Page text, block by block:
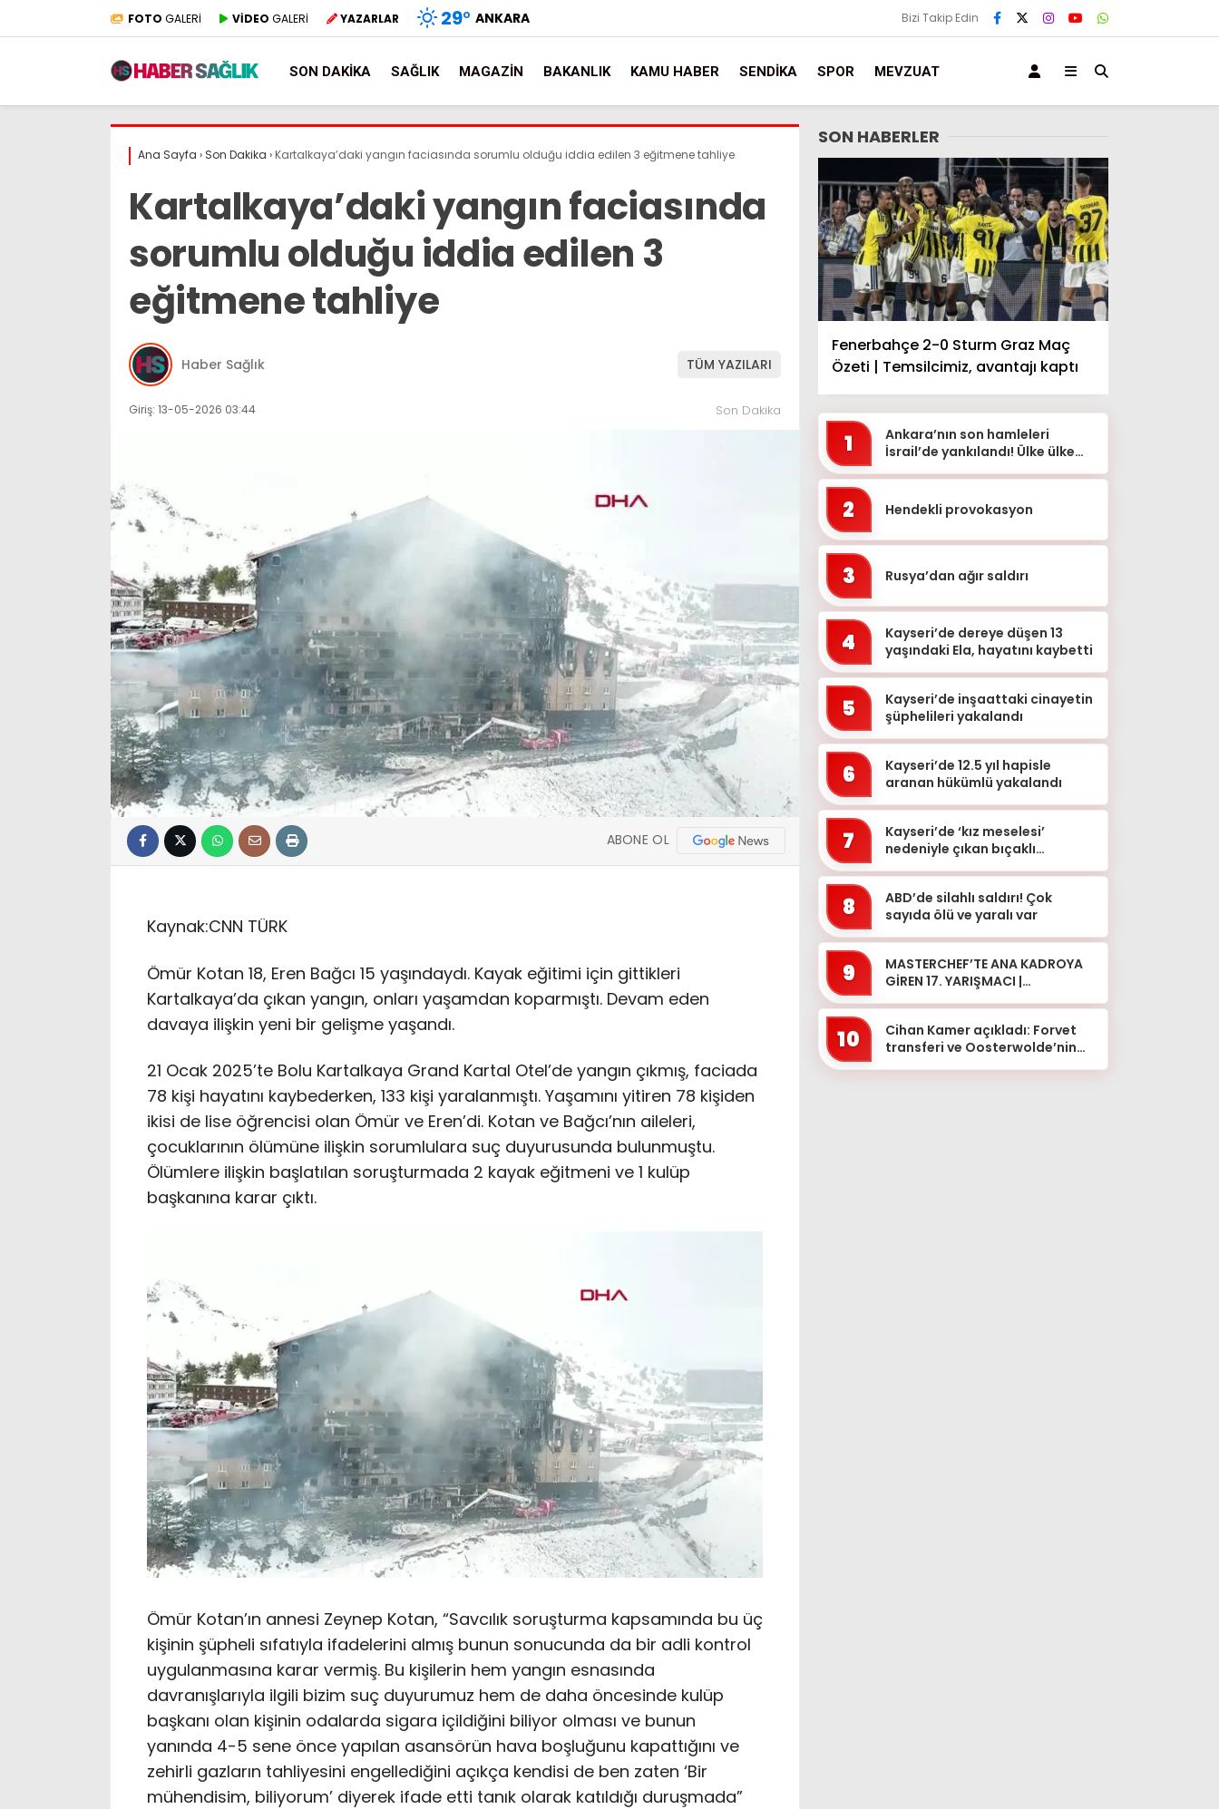
FOTO GALERİ VİDEO GALERİ YAZARLAR 29° ANKARA Bizi Takip Edin
SON DAKIKA SAĞLIK MAGAZIN BAKANLIK KAMU HABER SENDIKA SPOR MEVZUAT
Ana Sayfa › Son Dakika › Kartalkaya’daki yangın faciasında sorumlu olduğu iddia edilen 3 eğitmene tahliye
Kartalkaya’daki yangın faciasında
sorumlu olduğu iddia edilen 3
eğitmene tahliye
Haber Sağlık TÜM YAZILARI
Giriş: 13-05-2026 03:44 Son Dakika
ABONE OL
Kaynak:CNN TÜRK
Ömür Kotan 18, Eren Bağcı 15 yaşındaydı. Kayak eğitimi için gittikleri
Kartalkaya’da çıkan yangın, onları yaşamdan koparmıştı. Devam eden
davaya ilişkin yeni bir gelişme yaşandı.
21 Ocak 2025’te Bolu Kartalkaya Grand Kartal Otel’de yangın çıkmış, faciada
78 kişi hayatını kaybederken, 133 kişi yaralanmıştı. Yaşamını yitiren 78 kişiden
ikisi de lise öğrencisi olan Ömür ve Eren’di. Kotan ve Bağcı’nın aileleri,
çocuklarının ölümüne ilişkin sorumlulara suç duyurusunda bulunmuştu.
Ölümlere ilişkin başlatılan soruşturmada 2 kayak eğitmeni ve 1 kulüp
başkanına karar çıktı.
Ömür Kotan’ın annesi Zeynep Kotan, “Savcılık soruşturma kapsamında bu üç
kişinin şüpheli sıfatıyla ifadelerini almış bunun sonucunda da bir adli kontrol
uygulanmasına karar vermiş. Bu kişilerin hem yangın esnasında
davranışlarıyla ilgili bizim suç duyurumuz hem de daha öncesinde kulüp
başkanı olan kişinin odalarda sigara içildiğini biliyor olması ve bunun
yanında 4-5 sene önce yapılan asansörün hava boşluğunu kapattığını ve
zehirli gazların tahliyesini engellediğini açıkça kendisi de ben zaten ‘Bir
mühendisim, biliyorum’ diyerek ifade etti tanık olarak katıldığı duruşmada”
SON HABERLER
Fenerbahçe 2-0 Sturm Graz Maç
Özeti | Temsilcimiz, avantajı kaptı
1
Ankara’nın son hamleleri
İsrail’de yankılandı! Ülke ülke
2 Hendekli provokasyon
3 Rusya’dan ağır saldırı
4
Kayseri’de dereye düşen 13
yaşındaki Ela, hayatını kaybetti
5
Kayseri’de inşaattaki cinayetin
şüphelileri yakalandı
6
Kayseri’de 12.5 yıl hapisle
aranan hükümlü yakalandı
7
Kayseri’de ‘kız meselesi’
nedeniyle çıkan bıçaklı
8
ABD’de silahlı saldırı! Çok
sayıda ölü ve yaralı var
9
MASTERCHEF’TE ANA KADROYA
GİREN 17. YARIŞMACI |
10
Cihan Kamer açıkladı: Forvet
transferi ve Oosterwolde’nin